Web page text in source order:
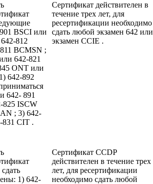
BSCI или
812
BCMSN ;
642-821
ONT или
1) 642-892
642- 891
825 ISCW
; 3) 642-
831 CIT .
Сертификат действителен в
течение трех лет, для
ресертификации необходимо
сдать любой экзамен 642 или
экзамен CCIE .
1) 642-
Сертификат CCDP
действителен в течение трех
лет, для ресертификации
необходимо сдать любой